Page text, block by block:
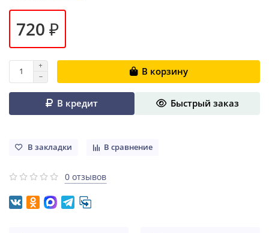
720 ₽
В корзину
В кредит Быстрый заказ
В закладки В сравнение
0 отзывов